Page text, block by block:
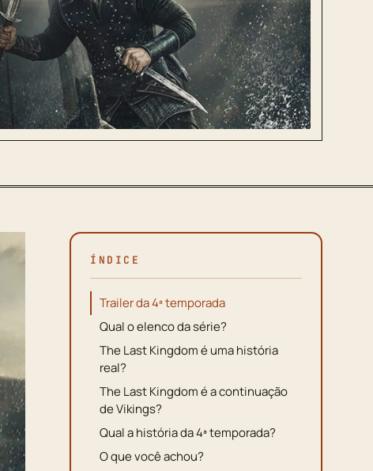
ÍNDICE
Trailer da 4ª temporada
Qual o elenco da série?
The Last Kingdom é uma história
real?
The Last Kingdom é a continuação
de Vikings?
Qual a história da 4ª temporada?
O que você achou?